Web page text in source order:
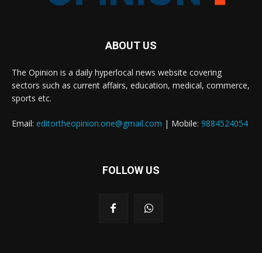
ABOUT US
The Opinion is a daily hyperlocal news website covering
sectors such as current affairs, education, medical, commerce,
sports etc.
Email: editortheopinion.one@gmail.com | Mobile: 9884524054
FOLLOW US